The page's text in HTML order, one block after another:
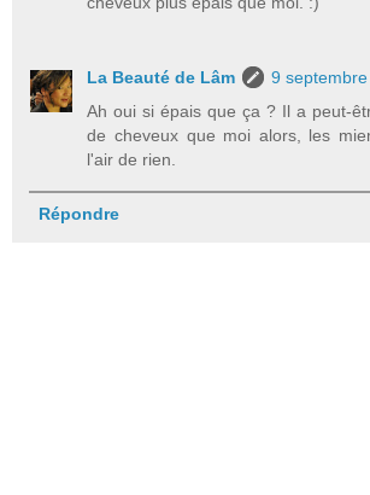
La Beauté de Lâm
9
Ah oui si épais que ça ? Il a peut-
de cheveux que moi alors, les
l'air de rien.
Répondre